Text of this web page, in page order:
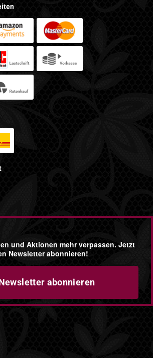
und Aktionen mehr verpassen. Jetzt
Newsletter abonnieren!
abonnieren